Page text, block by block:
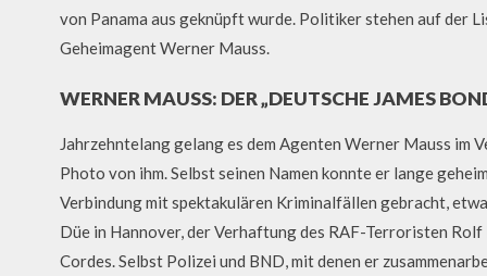
von Panama aus geknüpft wurde. Politiker stehen auf der
Geheimagent Werner Mauss.
WERNER MAUSS: DER „DEUTSCHE JAMES
Jahrzehntelang gelang es dem Agenten Werner Mauss im
Photo von ihm. Selbst seinen Namen konnte er lange
Verbindung mit spektakulären Kriminalfällen gebracht,
Düe in Hannover, der Verhaftung des RAF-Terroristen
Cordes. Selbst Polizei und BND, mit denen er